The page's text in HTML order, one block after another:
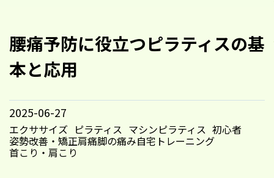
腰痛予防に役立つピラティスの基
本と応用
2025-06-27
エクササイズ ピラティス マシンピラティス 初心者
姿勢改善・矯正肩痛脚の痛み自宅トレーニング
首こり・肩こり